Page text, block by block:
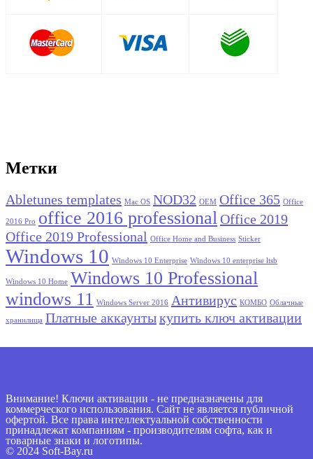
Метки
Abletunes templates Mac OS NOD32 OEM Office 365 Office
2016 Pro office 2016 professionalOffice 2019
Office 2019 Professional Office Home and Business Sticker
Windows 10 Windows 10 Enterprise Windows 10 enterprise ltsb
Windows 10 Home Windows 10 Professional
windows 11 Windows Server 2016 Антивирус КОМБО Облачные
хранилища Платные аккаунтыкупить ключ активации
Внимание! Ключи активации - не предназначены для
коммерческого использования. Сайт не является публичной
офертой. Все права интеллектуальной собственности
принадлежат компаниям - производителям софта, как и
товарные знаки и логотипы.
© 2024 Soft-Bay.ru